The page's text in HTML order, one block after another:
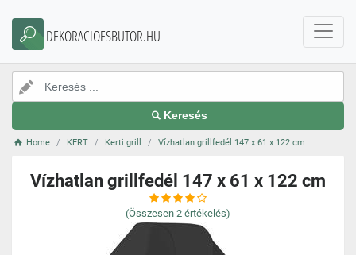
DEKORACIOESBUTOR.HU
Keresés
Home KERT Kerti grill Vízhatlan grillfedél 147 x 61 x 122 cm
Vízhatlan grillfedél 147 x 61 x 122 cm
(Összesen 2 értékelés)